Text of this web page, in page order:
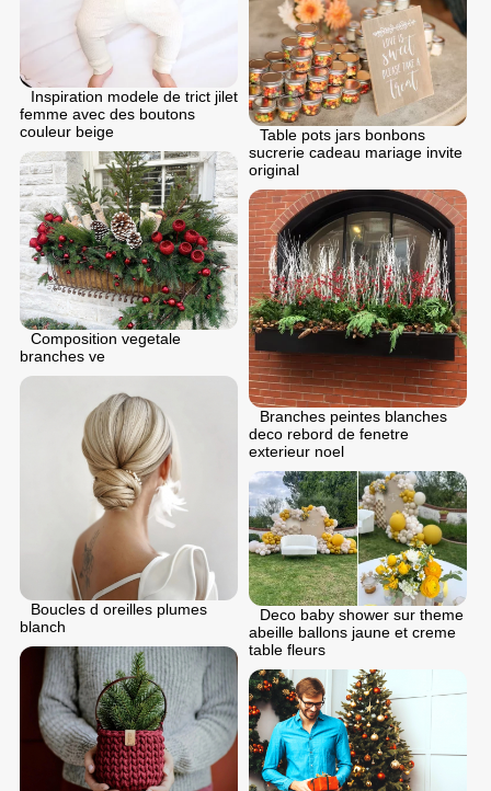
Inspiration modele de trict jilet
femme avec des boutons
couleur beige
Table pots jars bonbons
sucrerie cadeau mariage invite
original
Composition vegetale
branches ve
Branches peintes blanches
deco rebord de fenetre
exterieur noel
Boucles d oreilles plumes
blanch
Deco baby shower sur theme
abeille ballons jaune et creme
table fleurs